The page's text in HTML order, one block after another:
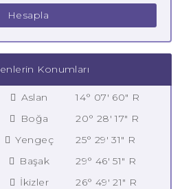
Hesapla
Konumları
Aslan
14° 07' 60" R
Boğa
20° 28' 17" R
Yengeç
25° 29' 31" R
Başak
29° 46' 51" R
İkizler
26° 49' 21" R